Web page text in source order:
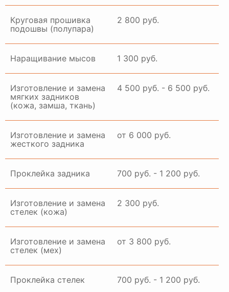
Круговая прошивка
подошвы (полупара)
2 800 руб.
Наращивание мысов 1 300 руб.
Изготовление и замена
мягких задников
(кожа, замша, ткань)
4 500 руб. - 6 500 руб.
Изготовление и замена
жесткого задника
от 6 000 руб.
Проклейка задника 700 руб. - 1 200 руб.
Изготовление и замена
стелек (кожа)
2 300 руб.
Изготовление и замена
стелек (мех)
от 3 800 руб.
Проклейка стелек 700 руб. - 1 200 руб.